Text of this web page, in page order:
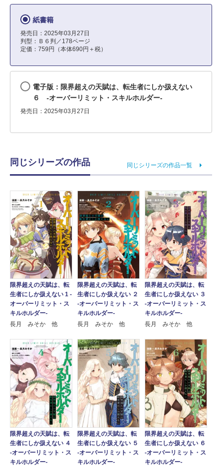
紙書籍
発売日：2025年03月27日
判型：Ｂ６判／178ページ
定価：759円（本体690円＋税）
電子版：限界超えの天賦は、転生者にしか扱えない
６ ‐オーバーリミット・スキルホルダー‐
発売日：2025年03月27日
同じシリーズの作品 同じシリーズの作品一覧
限界超えの天賦は、転
生者にしか扱えない 1 ‐
オーバーリミット・ス
キルホルダー‐
長月 みそか 他
限界超えの天賦は、転
生者にしか扱えない ２
‐オーバーリミット・ス
キルホルダー‐
長月 みそか 他
限界超えの天賦は、転
生者にしか扱えない ３
‐オーバーリミット・ス
キルホルダー‐
長月 みそか 他
限界超えの天賦は、転
生者にしか扱えない ４
‐オーバーリミット・ス
キルホルダー‐
限界超えの天賦は、転
生者にしか扱えない ５
‐オーバーリミット・ス
キルホルダー‐
限界超えの天賦は、転
生者にしか扱えない ６
‐オーバーリミット・ス
キルホルダー‐